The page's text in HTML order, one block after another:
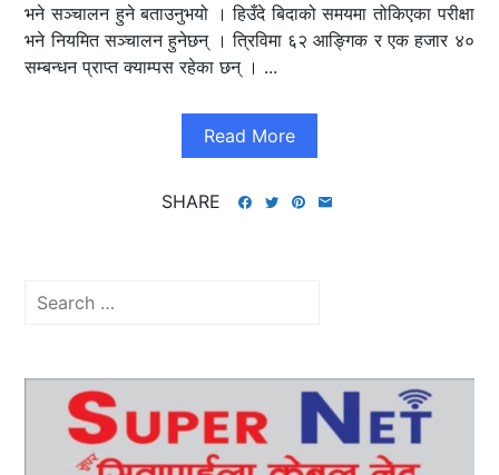
भने सञ्चालन हुने बताउनुभयो । हिउँदे बिदाको समयमा तोकिएका परीक्षा
भने नियमित सञ्चालन हुनेछन् । त्रिविमा ६२ आङ्गिक र एक हजार ४०
सम्बन्धन प्राप्त क्याम्पस रहेका छन् । ...
Read More
SHARE
Search